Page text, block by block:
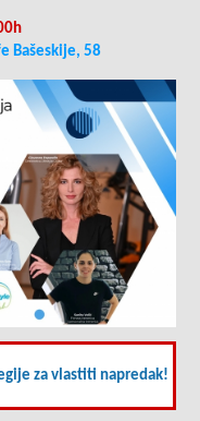
Bašeskije, 58
za vlastiti napredak!